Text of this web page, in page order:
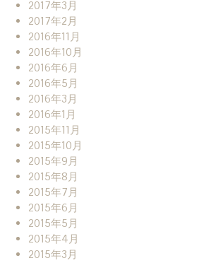
2017年3月
2017年2月
2016年11月
2016年10月
2016年6月
2016年5月
2016年3月
2016年1月
2015年11月
2015年10月
2015年9月
2015年8月
2015年7月
2015年6月
2015年5月
2015年4月
2015年3月